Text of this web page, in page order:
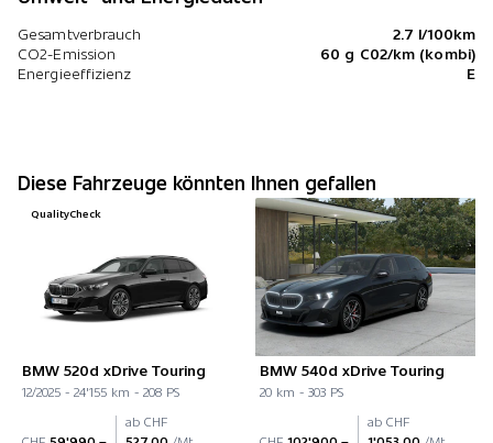
Gesamtverbrauch
2.7 l/100km
CO2-Emission
60 g C02/km (kombi)
Energieeffizienz
E
Diese Fahrzeuge könnten Ihnen gefallen
QualityCheck
BMW 520d xDrive Touring
12/2025 - 24'155 km - 208 PS
ab CHF
BMW 540d xDrive Touring
20 km - 303 PS
ab CHF